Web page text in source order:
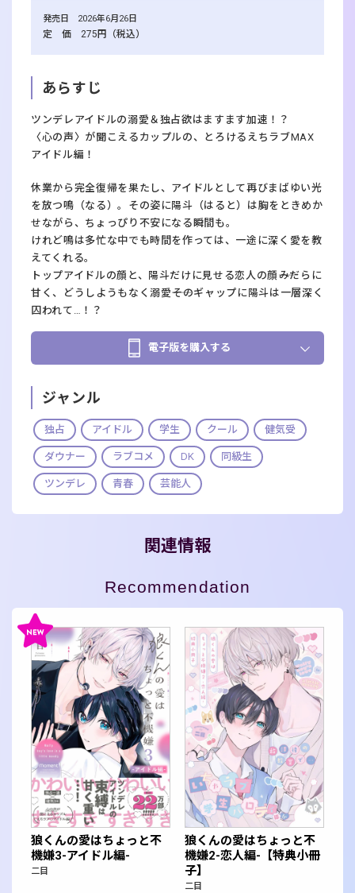
発売日 2026年6月26日
定 価 275円（税込）
あらすじ
ツンデレアイドルの溺愛＆独占欲はますます加速！？
〈心の声〉が聞こえるカップルの、とろけるえちラブMAX
アイドル編！
休業から完全復帰を果たし、アイドルとして再びまばゆい光
を放つ鳴（なる）。その姿に陽斗（はると）は胸をときめか
せながら、ちょっぴり不安になる瞬間も。
けれど鳴は多忙な中でも時間を作っては、一途に深く愛を教
えてくれる。
トップアイドルの顔と、陽斗だけに見せる恋人の顔――みだらに
甘く、どうしようもなく溺愛――そのギャップに陽斗は一層深く
囚われて…！？
電子版を購入する
ジャンル
独占 アイドル 学生 クール 健気受
ダウナー ラブコメ DK 同級生
ツンデレ 青春 芸能人
関連情報
Recommendation
狼くんの愛はちょっと不
機嫌3-アイドル編-
二目
狼くんの愛はちょっと不
機嫌2-恋人編-【特典小冊
子】
二目